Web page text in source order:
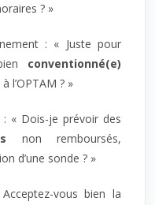
? »
: « Juste pour
conventionné(e)
l’OPTAM ? »
« Dois-je prévoir des
non remboursés,
d’une sonde ? »
vous bien la